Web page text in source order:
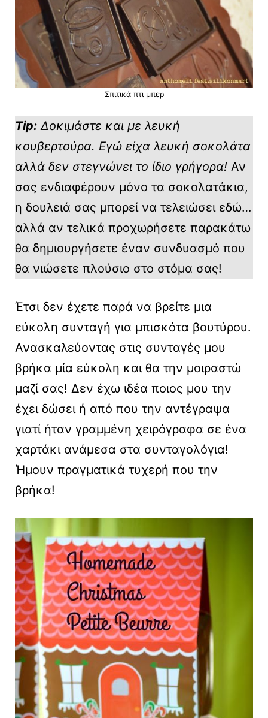
Σπιτικά πτι μπερ
Tip: Δοκιμάστε και με λευκή
κουβερτούρα. Εγώ είχα λευκή σοκολάτα
αλλά δεν στεγνώνει το ίδιο γρήγορα! Αν
σας ενδιαφέρουν μόνο τα σοκολατάκια,
η δουλειά σας μπορεί να τελειώσει εδώ…
αλλά αν τελικά προχωρήσετε παρακάτω
θα δημιουργήσετε έναν συνδυασμό που
θα νιώσετε πλούσιο στο στόμα σας!
Έτσι δεν έχετε παρά να βρείτε μια
εύκολη συνταγή για μπισκότα βουτύρου.
Ανασκαλεύοντας στις συνταγές μου
βρήκα μία εύκολη και θα την μοιραστώ
μαζί σας! Δεν έχω ιδέα ποιος μου την
έχει δώσει ή από που την αντέγραψα
γιατί ήταν γραμμένη χειρόγραφα σε ένα
χαρτάκι ανάμεσα στα συνταγολόγια!
Ήμουν πραγματικά τυχερή που την
βρήκα!